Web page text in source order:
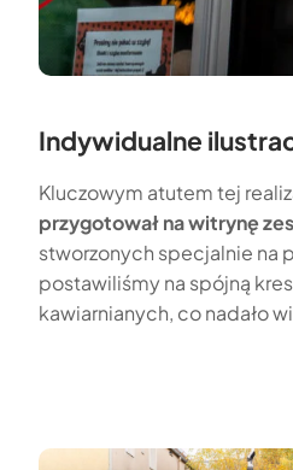
Indywidualne
Kluczowym atutem tej
przygotował na witrynę
stworzonych specjalnie na
postawiliśmy na spójną
kawiarnianych, co nadało